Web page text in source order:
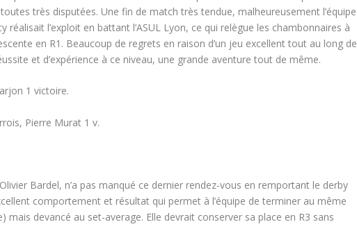
très disputées. Une fin de match très tendue, malheureusement l’équipe
réalisait l’exploit en battant l’ASUL Lyon, ce qui relègue les chambonnaires à
en R1. Beaucoup de regrets en raison d’un jeu excellent tout au long de
et d’expérience à ce niveau, une grande aventure tout de même.
1 victoire.
Pierre Murat 1 v.
Bardel, n’a pas manqué ce dernier rendez-vous en remportant le derby
comportement et résultat qui permet à l’équipe de terminer au même
mais devancé au set-average. Elle devrait conserver sa place en R3 sans